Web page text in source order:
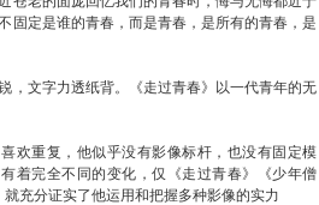
固定是谁的青春，而是青春，是所有的青春，是
文字力透纸背。《走过青春》以一代青年的无
重复，他似乎没有影像标杆，也没有固定模
着完全不同的变化，仅《走过青春》《少年僧
充分证实了他运用和把握多种影像的实力